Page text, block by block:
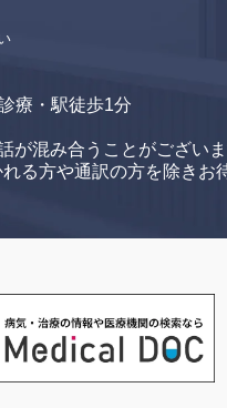
療・駅徒歩1分
が混み合うことがござい
る方や通訳の方を除きお